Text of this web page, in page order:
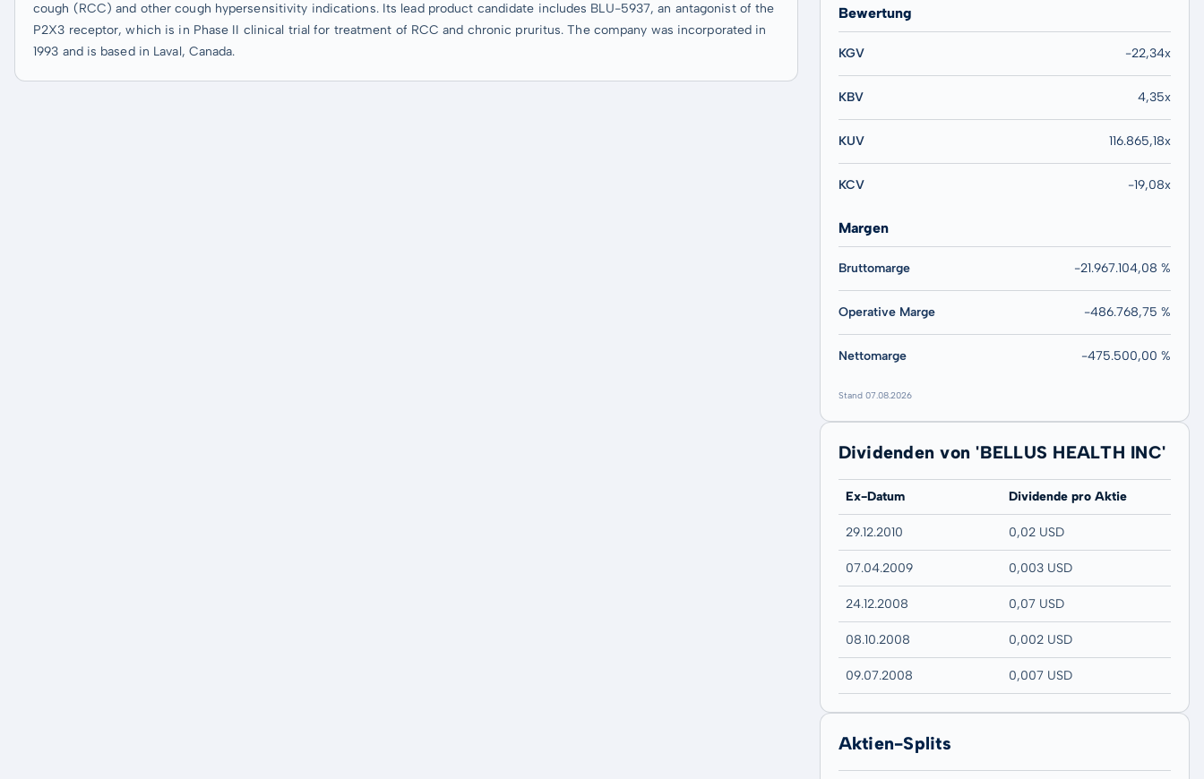
cough (RCC) and other cough hypersensitivity indications. Its lead product candidate includes BLU-5937, an antagonist of the
P2X3 receptor, which is in Phase II clinical trial for treatment of RCC and chronic pruritus. The company was incorporated in
1993 and is based in Laval, Canada.
Bewertung
KGV -22,34x
KBV 4,35x
KUV 116.865,18x
KCV -19,08x
Margen
Bruttomarge -21.967.104,08 %
Operative Marge -486.768,75 %
Nettomarge -475.500,00 %
Stand 07.08.2026
Dividenden von 'BELLUS HEALTH INC'
Ex-Datum Dividende pro Aktie
29.12.2010 0,02 USD
07.04.2009 0,003 USD
24.12.2008 0,07 USD
08.10.2008 0,002 USD
09.07.2008 0,007 USD
Aktien-Splits